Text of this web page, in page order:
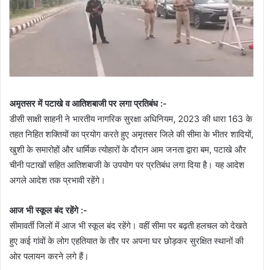
अमृतसर में पटाखे व आतिशबाजी पर लगा प्रतिबंध :-
डीसी साक्षी साहनी ने भारतीय नागरिक सुरक्षा अधिनियम, 2023 की धारा 163 के
तहत निहित शक्तियों का प्रयोग करते हुए अमृतसर जिले की सीमा के भीतर शादियों,
खुशी के समारोहों और धार्मिक त्योहारों के दौरान आम जनता द्वारा बम, पटाखे और
चीनी पटाखों सहित आतिशबाजी के उपयोग पर प्रतिबंध लगा दिया है। यह आदेश
अगले आदेश तक प्रभावी रहेंगे।
आज भी स्कूल बंद रहेंगे :-
सीमावर्ती जिलों में आज भी स्कूल बंद रहेंगे। वहीं सीमा पर बढ़ती हलचल को देखते
हुए कई गांवों के लोग एहतियात के तौर पर अपना घर छोड़कर सुरक्षित स्थानों की
ओर पलायन करने लगे हैं।